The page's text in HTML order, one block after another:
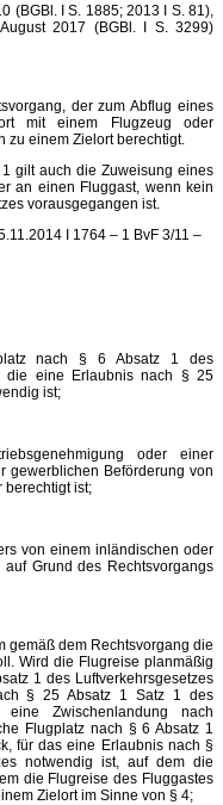
(BGBl. I S. 1885; 2013 I S. 81),
2017 (BGBl. I S. 3299)
der zum Abflug eines
mit einem Flugzeug oder
zu einem Zielort berechtigt.
gilt auch die Zuweisung eines
an einen Fluggast, wenn kein
vorausgegangen ist.
I 1764 – 1 BvF 3/11 –
nach § 6 Absatz 1 des
die eine Erlaubnis nach § 25
ist;
oder einer
gewerblichen Beförderung von
berechtigt ist;
von einem inländischen oder
Grund des Rechtsvorgangs
gemäß dem Rechtsvorgang die
Wird die Flugreise planmäßig
1 des Luftverkehrsgesetzes
§ 25 Absatz 1 Satz 1 des
eine Zwischenlandung nach
Flugplatz nach § 6 Absatz 1
für das eine Erlaubnis nach §
notwendig ist, auf dem die
die Flugreise des Fluggastes
Zielort im Sinne von § 4;